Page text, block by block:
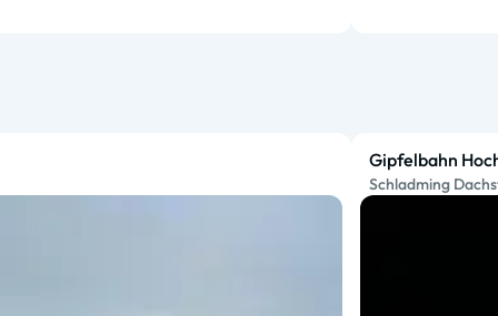
Gipfelbahn
Schladming